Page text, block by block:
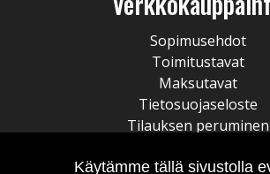
Sopimusehdot
Toimitustavat
Maksutavat
Tietosuojaseloste
Tilauksen peruminen
Käytämme tällä sivustolla